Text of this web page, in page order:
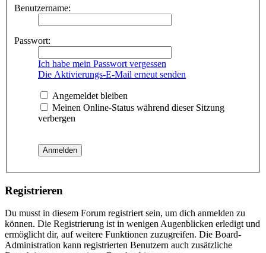
Benutzername:
Passwort:
Ich habe mein Passwort vergessen
Die Aktivierungs-E-Mail erneut senden
Angemeldet bleiben
Meinen Online-Status während dieser Sitzung
verbergen
Registrieren
Du musst in diesem Forum registriert sein, um dich anmelden zu
können. Die Registrierung ist in wenigen Augenblicken erledigt und
ermöglicht dir, auf weitere Funktionen zuzugreifen. Die Board-
Administration kann registrierten Benutzern auch zusätzliche